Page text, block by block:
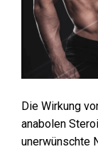
Die Wirkung
anabolen
unerwünschte